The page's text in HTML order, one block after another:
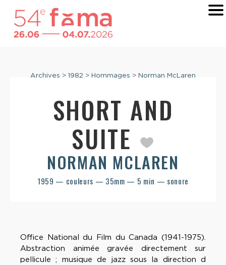
Archives > 1982 > Hommages > Norman McLaren
SHORT AND
SUITE
NORMAN MCLAREN
1959 — couleurs — 35mm — 5 min — sonore
Office National du Film du Canada (1941-1975).
Abstraction animée gravée directement sur
pellicule ; musique de jazz sous la direction d